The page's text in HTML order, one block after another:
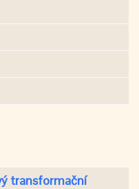
transformační